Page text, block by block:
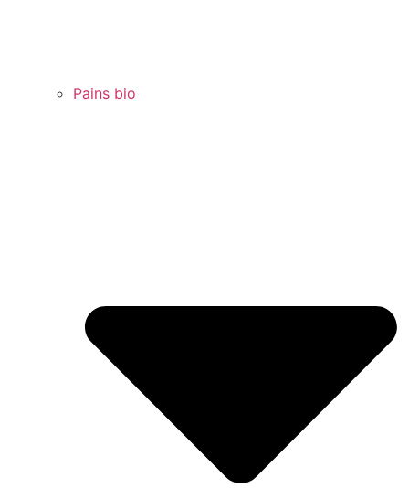
Pains bio